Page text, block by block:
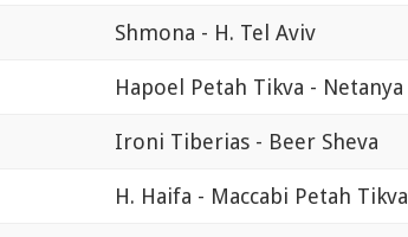
Shmona - H. Tel Aviv
Hapoel Petah Tikva - Netanya
Ironi Tiberias - Beer Sheva
H. Haifa - Maccabi Petah Tikva